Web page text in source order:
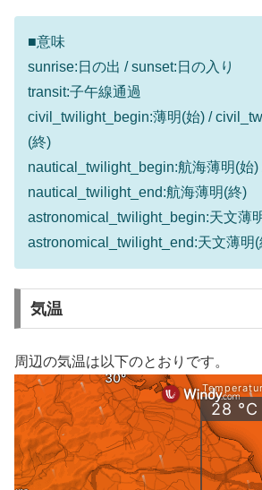
■意味
sunrise:日の出 / sunset:日の入り
transit:子午線通過
civil_twilight_begin:薄明(始) /
(終)
nautical_twilight_begin:航海薄明(始)
nautical_twilight_end:航海薄明(終)
astronomical_twilight_begin:天文薄
astronomical_twilight_end:天文薄明(
気温
周辺の気温は以下のとおりです。